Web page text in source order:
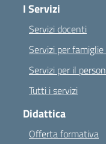
I Servizi
Servizi docenti
Servizi per
Servizi per il
Tutti i servizi
Didattica
Offerta formativa